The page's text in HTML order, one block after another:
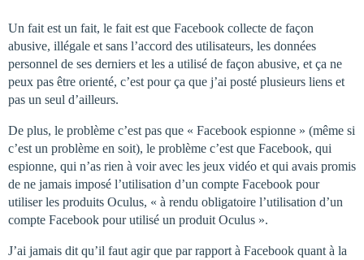
Un fait est un fait, le fait est que Facebook collecte de façon
abusive, illégale et sans l’accord des utilisateurs, les données
personnel de ses derniers et les a utilisé de façon abusive, et ça ne
peux pas être orienté, c’est pour ça que j’ai posté plusieurs liens et
pas un seul d’ailleurs.
De plus, le problème c’est pas que « Facebook espionne » (même si
c’est un problème en soit), le problème c’est que Facebook, qui
espionne, qui n’as rien à voir avec les jeux vidéo et qui avais promis
de ne jamais imposé l’utilisation d’un compte Facebook pour
utiliser les produits Oculus, « à rendu obligatoire l’utilisation d’un
compte Facebook pour utilisé un produit Oculus ».
J’ai jamais dit qu’il faut agir que par rapport à Facebook quant à la